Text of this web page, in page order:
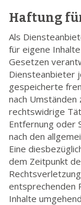
Haftung
Als
für eigene
Gesetzen
Diensteanbieter
gespeicherte
nach Umständen
rechtswidrige
Entfernung oder
nach den
Eine
dem Zeitpunkt
entsprechenden
Inhalte